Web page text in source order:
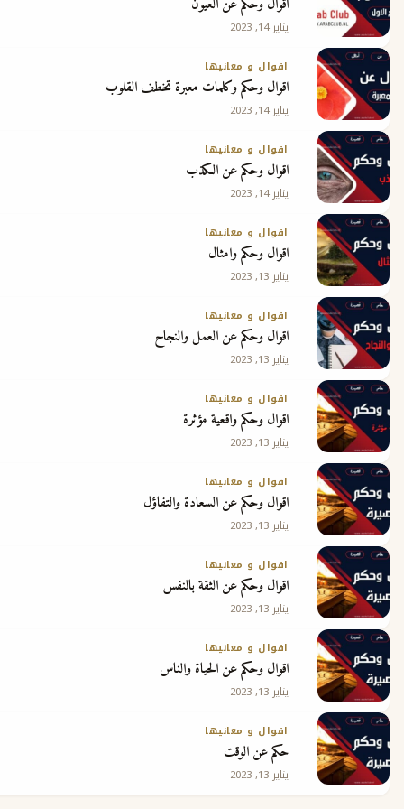
اقوال وحكم عن العيون
يناير 14, 2023
اقوال و معانيها
اقوال وحكم وكلمات معبرة تخطف القلوب
يناير 14, 2023
اقوال و معانيها
اقوال وحكم عن الكذب
يناير 14, 2023
اقوال و معانيها
اقوال وحكم وامثال
يناير 13, 2023
اقوال و معانيها
اقوال وحكم عن العمل والنجاح
يناير 13, 2023
اقوال و معانيها
اقوال وحكم واقعية مؤثرة
يناير 13, 2023
اقوال و معانيها
اقوال وحكم عن السعادة والتفاؤل
يناير 13, 2023
اقوال و معانيها
اقوال وحكم عن الثقة بالنفس
يناير 13, 2023
اقوال و معانيها
اقوال وحكم عن الحياة والناس
يناير 13, 2023
اقوال و معانيها
حكم عن الوقت
يناير 13, 2023